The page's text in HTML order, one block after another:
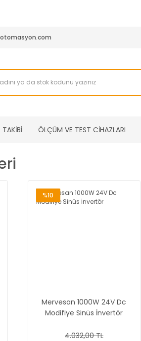
ÖLÇÜM VE TEST CİHAZLARI
%10
Mervesan 1000W 24V Dc
Modifiye Sinüs İnvertör
4.032,00 TL